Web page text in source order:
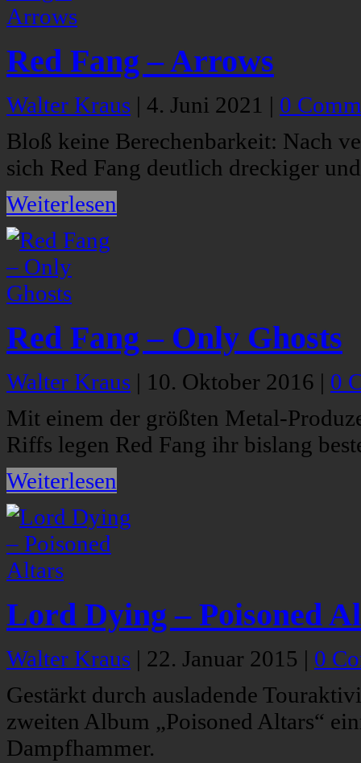
Red Fang – Arrows
Walter Kraus | 4. Juni 2021 | 0
Bloß keine Berechenbarkeit: Nach
sich Red Fang deutlich dreckiger
Weiterlesen
Red Fang – Only Ghosts
Walter Kraus | 10. Oktober 2016 | 0
Mit einem der größten Metal-
Riffs legen Red Fang ihr bislang
Weiterlesen
Lord Dying – Poisoned
Walter Kraus | 22. Januar 2015 | 0
Gestärkt durch ausladende
zweiten Album „Poisoned Altars“
Dampfhammer.